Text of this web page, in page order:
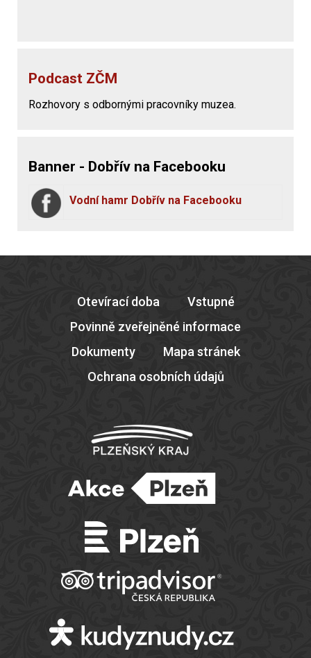
Podcast ZČM
Rozhovory s odbornými pracovníky muzea.
Banner - Dobřív na Facebooku
Vodní hamr Dobřív na Facebooku
Otevírací doba
Vstupné
Povinně zveřejněné informace
Dokumenty
Mapa stránek
Ochrana osobních údajů